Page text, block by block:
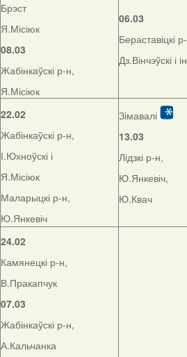
Брэст
Я.Місіюк
08.03
Жабінкаўскі р-н,
Я.Місіюк
06.03
Бераставіцкі
Дз.Вінчэўскі і
22.02
Жабінкаўскі р-н,
І.Юхноўскі і
Я.Місіюк
Маларыцкі р-н,
Ю.Янкевіч
Зімавалі
13.03
Лідзкі р-н,
Ю.Янкевіч,
Ю.Квач
24.02
Камянецкі р-н,
В.Пракапчук
07.03
Жабінкаўскі р-н,
А.Кальчанка